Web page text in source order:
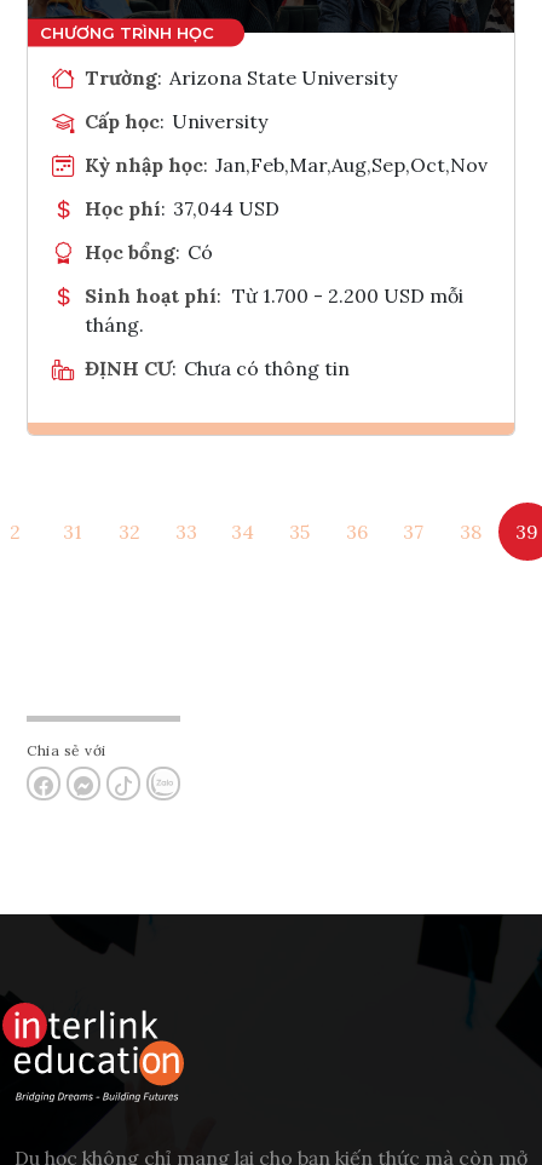
Trường: Arizona State University
Cấp học: University
Kỳ nhập học: Jan,Feb,Mar,Aug,Sep,Oct,Nov
Học phí: 37,044 USD
Học bổng: Có
Sinh hoạt phí: Từ 1.700 - 2.200 USD mỗi
tháng.
ĐỊNH CƯ: Chưa có thông tin
Tham vấn Interlink
2 31 32 33 34 35 36 37 38 39
Chia sẻ với
Du học không chỉ mang lại cho bạn kiến thức mà còn mở